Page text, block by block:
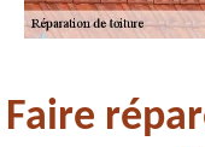
Faire